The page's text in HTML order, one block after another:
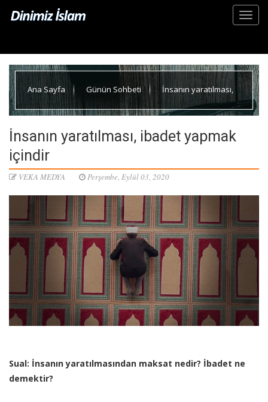
Ana Sayfa Günün Sohbeti İnsanın yaratılması,
İnsanın yaratılması, ibadet yapmak
içindir
VEKA MEDYA Perşembe, Eylül 03, 2020
Sual: İnsanın yaratılmasından maksat nedir? İbadet ne
demektir?